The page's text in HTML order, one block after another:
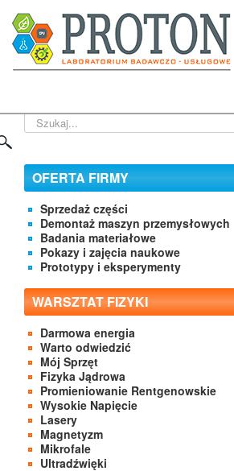
Kontakt
Szukaj...
OFERTA FIRMY
Sprzedaż części
Demontaż maszyn przemysłowych
Badania materiałowe
Pokazy i zajęcia naukowe
Prototypy i eksperymenty
WARSZTAT FIZYKI
Darmowa energia
Warto odwiedzić
Mój Sprzęt
Fizyka Jądrowa
Promieniowanie Rentgenowskie
Wysokie Napięcie
Lasery
Magnetyzm
Mikrofale
Ultradźwięki